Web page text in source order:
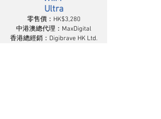
Ultra
零售價：HK$3,280
中港澳總代理：MaxDigital
香港總經銷：Digibrave HK Ltd.